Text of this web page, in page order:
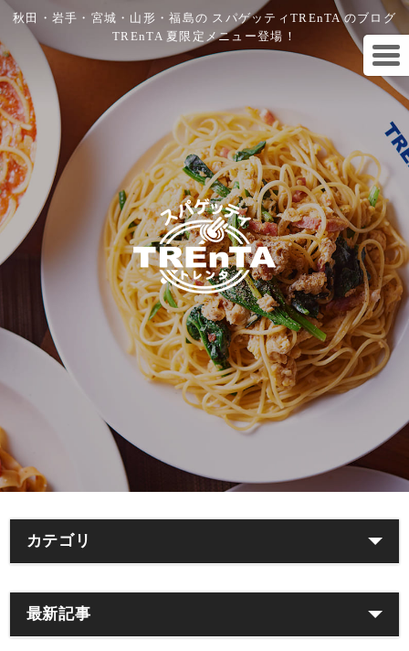
秋田・岩手・宮城・山形・福島の スパゲッティTREnTA のブログ
TREnTA 夏限定メニュー登場！
カテゴリ
最新記事